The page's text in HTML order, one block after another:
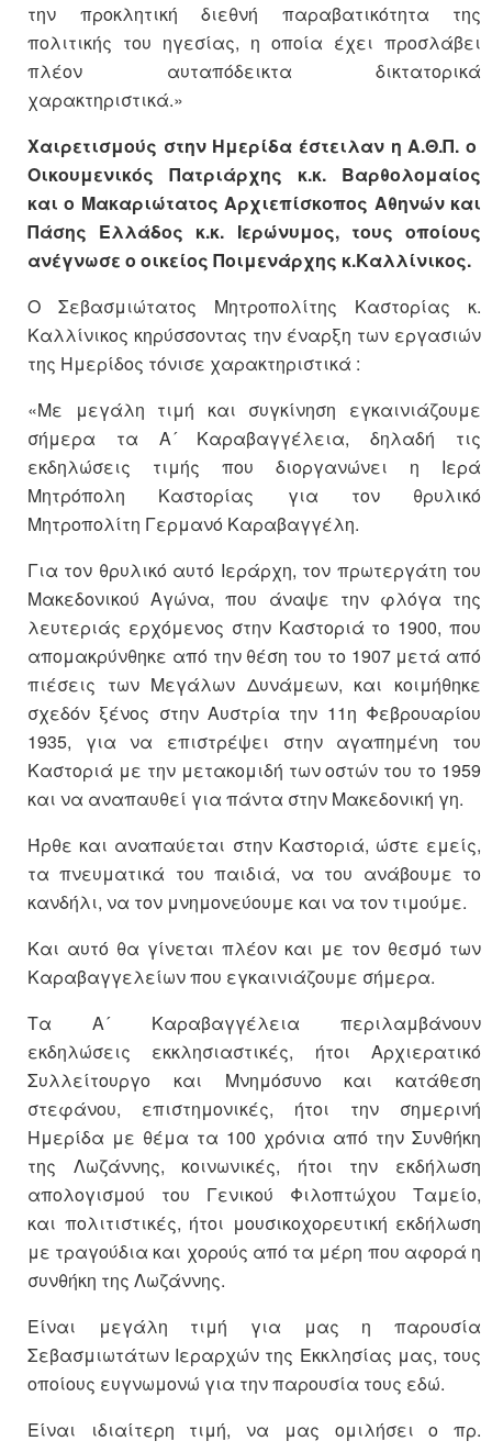
την προκλητική διεθνή παραβατικότητα της
πολιτικής του ηγεσίας, η οποία έχει προσλάβει
πλέον αυταπόδεικτα δικτατορικά
χαρακτηριστικά.»
Χαιρετισμούς στην Ημερίδα έστειλαν η Α.Θ.Π. ο
Οικουμενικός Πατριάρχης κ.κ. Βαρθολομαίος
και ο Μακαριώτατος Αρχιεπίσκοπος Αθηνών και
Πάσης Ελλάδος κ.κ. Ιερώνυμος, τους οποίους
ανέγνωσε ο οικείος Ποιμενάρχης κ.Καλλίνικος.
Ο Σεβασμιώτατος Μητροπολίτης Καστορίας κ.
Καλλίνικος κηρύσσοντας την έναρξη των εργασιών
της Ημερίδος τόνισε χαρακτηριστικά :
«Με μεγάλη τιμή και συγκίνηση εγκαινιάζουμε
σήμερα τα Α´ Καραβαγγέλεια, δηλαδή τις
εκδηλώσεις τιμής που διοργανώνει η Ιερά
Μητρόπολη Καστορίας για τον θρυλικό
Μητροπολίτη Γερμανό Καραβαγγέλη.
Για τον θρυλικό αυτό Ιεράρχη, τον πρωτεργάτη του
Μακεδονικού Αγώνα, που άναψε την φλόγα της
λευτεριάς ερχόμενος στην Καστοριά το 1900, που
απομακρύνθηκε από την θέση του το 1907 μετά από
πιέσεις των Μεγάλων Δυνάμεων, και κοιμήθηκε
σχεδόν ξένος στην Αυστρία την 11η Φεβρουαρίου
1935, για να επιστρέψει στην αγαπημένη του
Καστοριά με την μετακομιδή των οστών του το 1959
και να αναπαυθεί για πάντα στην Μακεδονική γη.
Ήρθε και αναπαύεται στην Καστοριά, ώστε εμείς,
τα πνευματικά του παιδιά, να του ανάβουμε το
κανδήλι, να τον μνημονεύουμε και να τον τιμούμε.
Και αυτό θα γίνεται πλέον και με τον θεσμό των
Καραβαγγελείων που εγκαινιάζουμε σήμερα.
Τα Α´ Καραβαγγέλεια περιλαμβάνουν
εκδηλώσεις εκκλησιαστικές, ήτοι Αρχιερατικό
Συλλείτουργο και Μνημόσυνο και κατάθεση
στεφάνου, επιστημονικές, ήτοι την σημερινή
Ημερίδα με θέμα τα 100 χρόνια από την Συνθήκη
της Λωζάννης, κοινωνικές, ήτοι την εκδήλωση
απολογισμού του Γενικού Φιλοπτώχου Ταμείο,
και πολιτιστικές, ήτοι μουσικοχορευτική εκδήλωση
με τραγούδια και χορούς από τα μέρη που αφορά η
συνθήκη της Λωζάννης.
Είναι μεγάλη τιμή για μας η παρουσία
Σεβασμιωτάτων Ιεραρχών της Εκκλησίας μας, τους
οποίους ευγνωμονώ για την παρουσία τους εδώ.
Είναι ιδιαίτερη τιμή, να μας ομιλήσει ο πρ.